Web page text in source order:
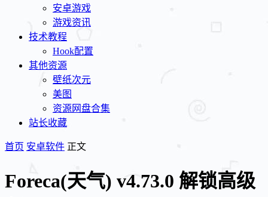
安卓游戏
游戏资讯
技术教程
Hook配置
其他资源
壁纸次元
美图
资源网盘合集
站长收藏
首页 安卓软件 正文
Foreca(天气) v4.73.0 解锁高级